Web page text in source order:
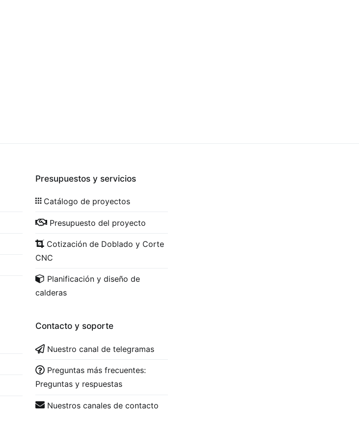
Presupuestos y servicios
Catálogo de proyectos
Presupuesto del proyecto
Cotización de Doblado y Corte
CNC
Planificación y diseño de
calderas
Contacto y soporte
Nuestro canal de telegramas
Preguntas más frecuentes:
Preguntas y respuestas
Nuestros canales de contacto